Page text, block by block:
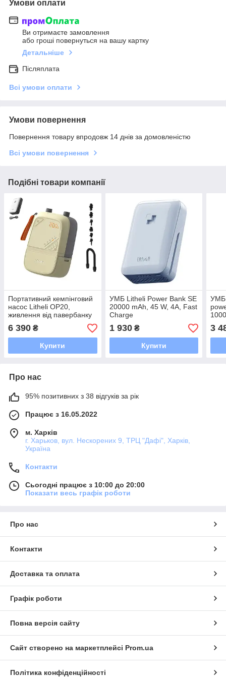
Умови оплати
Ви отримаєте замовлення
або гроші повернуться на вашу картку
Детальніше
Післяплата
Всі умови оплати
Умови повернення
Повернення товару впродовж 14 днів за домовленістю
Всі умови повернення
Подібні товари компанії
Портативний кемпінговий
насос Litheli OP20,
живлення від павербанку
(УМБ Litheli Power Bank
12500 mAh, 45 W, 2,5 А в
комплекті)
6 390 ₴
Купити
УМБ Litheli Power Bank SE
20000 mAh, 45 W, 4А, Fast
Charge
1 930₴
Купити
УМБ
3
Про нас
95% позитивних з 38 відгуків за рік
Працює з 16.05.2022
м. Харків
г. Харьков, вул. Нескорених 9, ТРЦ "Дафі", Харків,
Україна
Контакти
Сьогодні працює з 10:00 до 20:00
Показати весь графік роботи
Про нас
Контакти
Доставка та оплата
Графік роботи
Повна версія сайту
Сайт створено на маркетплейсі Prom.ua
Політика конфіденційності